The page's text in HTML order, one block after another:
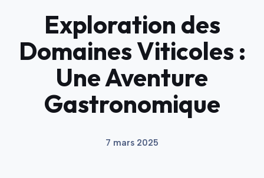
Exploration des
Domaines Viticoles :
Une Aventure
Gastronomique
7 mars 2025